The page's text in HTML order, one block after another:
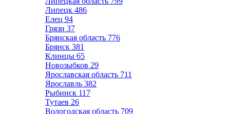
Липецк 486
Елец 94
Грязи 37
Брянская область 776
Брянск 381
Клинцы 65
Новозыбков 29
Ярославская область 711
Ярославль 382
Рыбинск 117
Тутаев 26
Вологодская область 709